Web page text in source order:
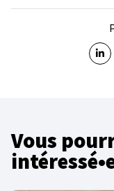
Vous